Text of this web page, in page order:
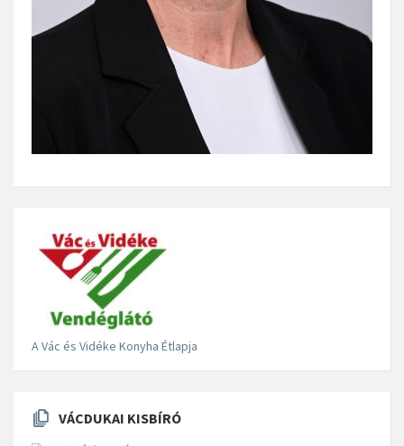
A Vác és Vidéke Konyha Étlapja
VÁCDUKAI KISBÍRÓ